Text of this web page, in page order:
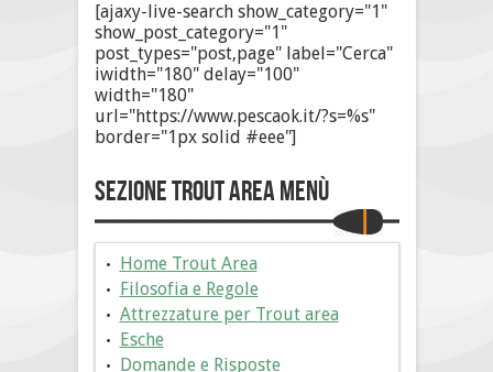
[ajaxy-live-search show_category="1"
show_post_category="1"
post_types="post,page" label="Cerca"
iwidth="180" delay="100"
width="180"
url="https://www.pescaok.it/?s=%s"
border="1px solid #eee"]
Sezione Trout Area Menù
Home Trout Area
Filosofia e Regole
Attrezzature per Trout area
Esche
Domande e Risposte